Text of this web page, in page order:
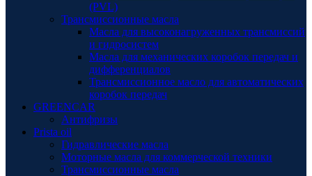
(PVL)
Трансмиссионные масла
Масла для высоконагруженных трансмиссий
и гидросистем
Масла для механических коробок передач и
дифференциалов
Трансмиссионное масло для автоматических
коробок передач
GREENCAR
Антифризы
Prista oil
Гидравлические масла
Моторные масла для коммерческой техники
Трансмиссионные масла